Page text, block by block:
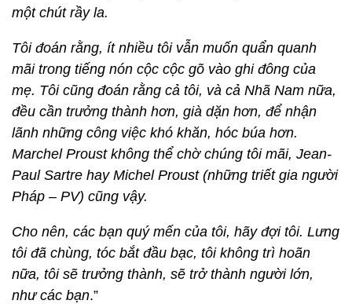
một chút rầy la.
Tôi đoán rằng, ít nhiều tôi vẫn muốn quẩn quanh
mãi trong tiếng nón cộc cộc gõ vào ghi đông của
mẹ. Tôi cũng đoán rằng cả tôi, và cả Nhã Nam nữa,
đều cần trưởng thành hơn, già dặn hơn, để nhận
lãnh những công việc khó khăn, hóc búa hơn.
Marchel Proust không thể chờ chúng tôi mãi, Jean-
Paul Sartre hay Michel Proust(những triết gia người
Pháp – PV) cũng vậy.
Cho nên, các bạn quý mến của tôi, hãy đợi tôi. Lưng
tôi đã chùng, tóc bắt đầu bạc, tôi không trì hoãn
nữa, tôi sẽ trưởng thành, sẽ trở thành người lớn,
như các bạn.”